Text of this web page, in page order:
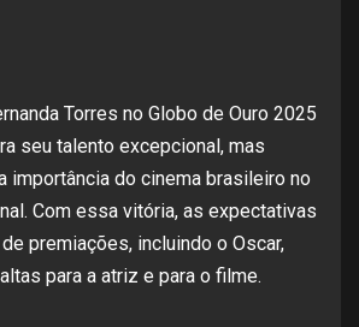
Torres no Globo de Ouro 2025
seu talento excepcional, mas
importância do cinema brasileiro no
Com essa vitória, as expectativas
premiações, incluindo o Oscar,
para a atriz e para o filme.